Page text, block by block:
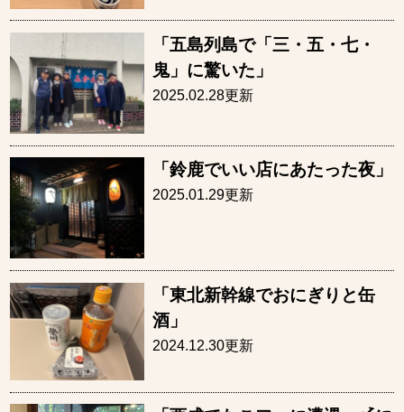
「五島列島で「三・五・七・
鬼」に驚いた」
2025.02.28更新
「鈴鹿でいい店にあたった夜」
2025.01.29更新
「東北新幹線でおにぎりと缶
酒」
2024.12.30更新